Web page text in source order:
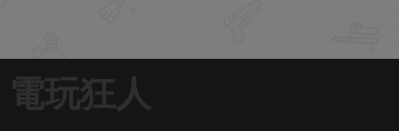
電玩狂人